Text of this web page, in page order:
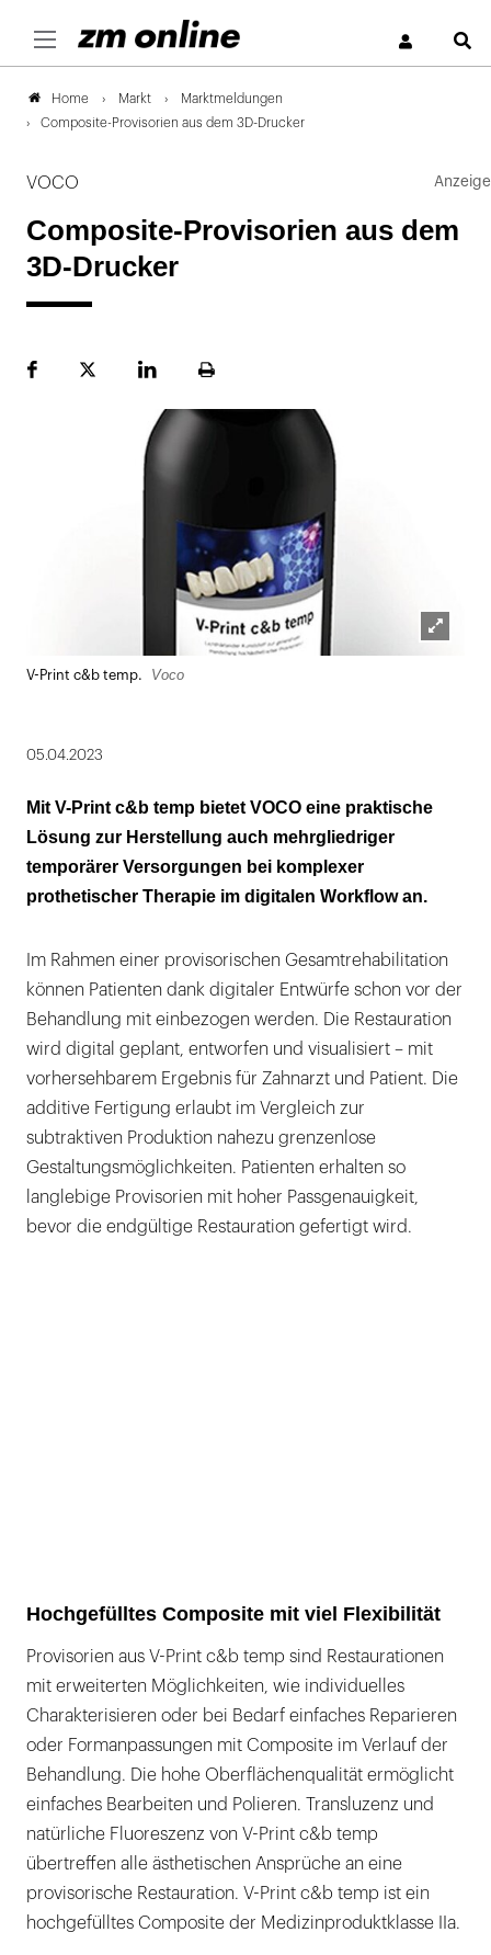
Home Markt
Marktmeldungen
Composite-Provisorien aus dem 3D-Drucker
VOCO
Composite-Provisorien aus dem
3D-Drucker
FacebookPlattformLinekdInSeite
V-Print c&b temp. Voco
05.04.2023
Mit V-Print c&b temp bietet VOCO eine praktische
Lösung zur Herstellung auch mehrgliedriger
temporärer Versorgungen bei komplexer
prothetischer Therapie im digitalen Workflow an.
Im Rahmen einer provisorischen Gesamtrehabilitation
können Patienten dank digitaler Entwürfe schon vor der
Behandlung mit einbezogen werden. Die Restauration
wird digital geplant, entworfen und visualisiert – mit
vorhersehbarem Ergebnis für Zahnarzt und Patient. Die
additive Fertigung erlaubt im Vergleich zur
subtraktiven Produktion nahezu grenzenlose
Gestaltungsmöglichkeiten. Patienten erhalten so
langlebige Provisorien mit hoher Passgenauigkeit,
bevor die endgültige Restauration gefertigt wird.
Hochgefülltes Composite mit viel Flexibilität
Provisorien aus V-Print c&b temp sind Restaurationen
mit erweiterten Möglichkeiten, wie individuelles
Charakterisieren oder bei Bedarf einfaches Reparieren
oder Formanpassungen mit Composite im Verlauf der
Behandlung. Die hohe Oberflächenqualität ermöglicht
einfaches Bearbeiten und Polieren. Transluzenz und
natürliche Fluoreszenz von V-Print c&b temp
übertreffen alle ästhetischen Ansprüche an eine
provisorische Restauration. V-Print c&b temp ist ein
hochgefülltes Composite der Medizinproduktklasse IIa.